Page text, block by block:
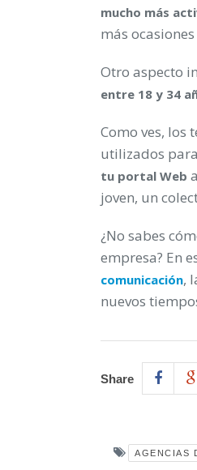
mucho más
más
Otro aspecto
entre 18 y 34
Como ves, los
utilizados
tu portal Web
joven, un
¿No sabes
empresa? En
comunicación,
nuevos
Share
AGENCIAS